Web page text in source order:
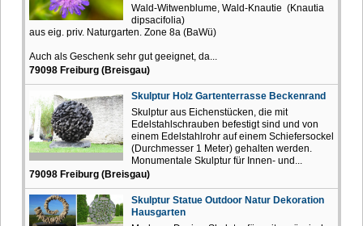
Wald-Witwenblume, Wald-Knautie (Knautia
dipsacifolia)
aus eig. priv. Naturgarten. Zone 8a (BaWü)
Auch als Geschenk sehr gut geeignet, da...
79098 Freiburg (Breisgau)
Skulptur Holz Gartenterrasse Beckenrand
Skulptur aus Eichenstücken, die mit
Edelstahlschrauben befestigt sind und von
einem Edelstahlrohr auf einem Schiefersockel
(Durchmesser 1 Meter) gehalten werden.
Monumentale Skulptur für Innen- und...
79098 Freiburg (Breisgau)
Skulptur Statue Outdoor Natur Dekoration
Hausgarten